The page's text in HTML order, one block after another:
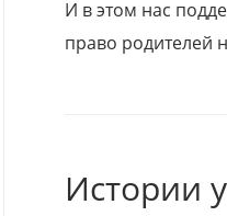
И в этом нас
право родителей
Истории